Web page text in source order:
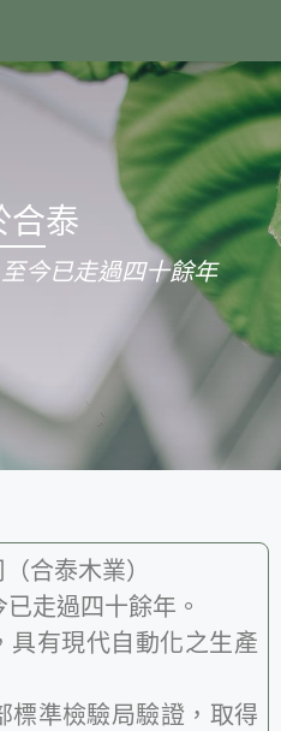
合泰
今已走過四十餘年
合泰木業）
走過四十餘年。
具有現代自動化之生產
標準檢驗局驗證，取得